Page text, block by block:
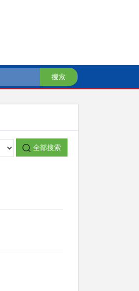
搜索
全部搜索